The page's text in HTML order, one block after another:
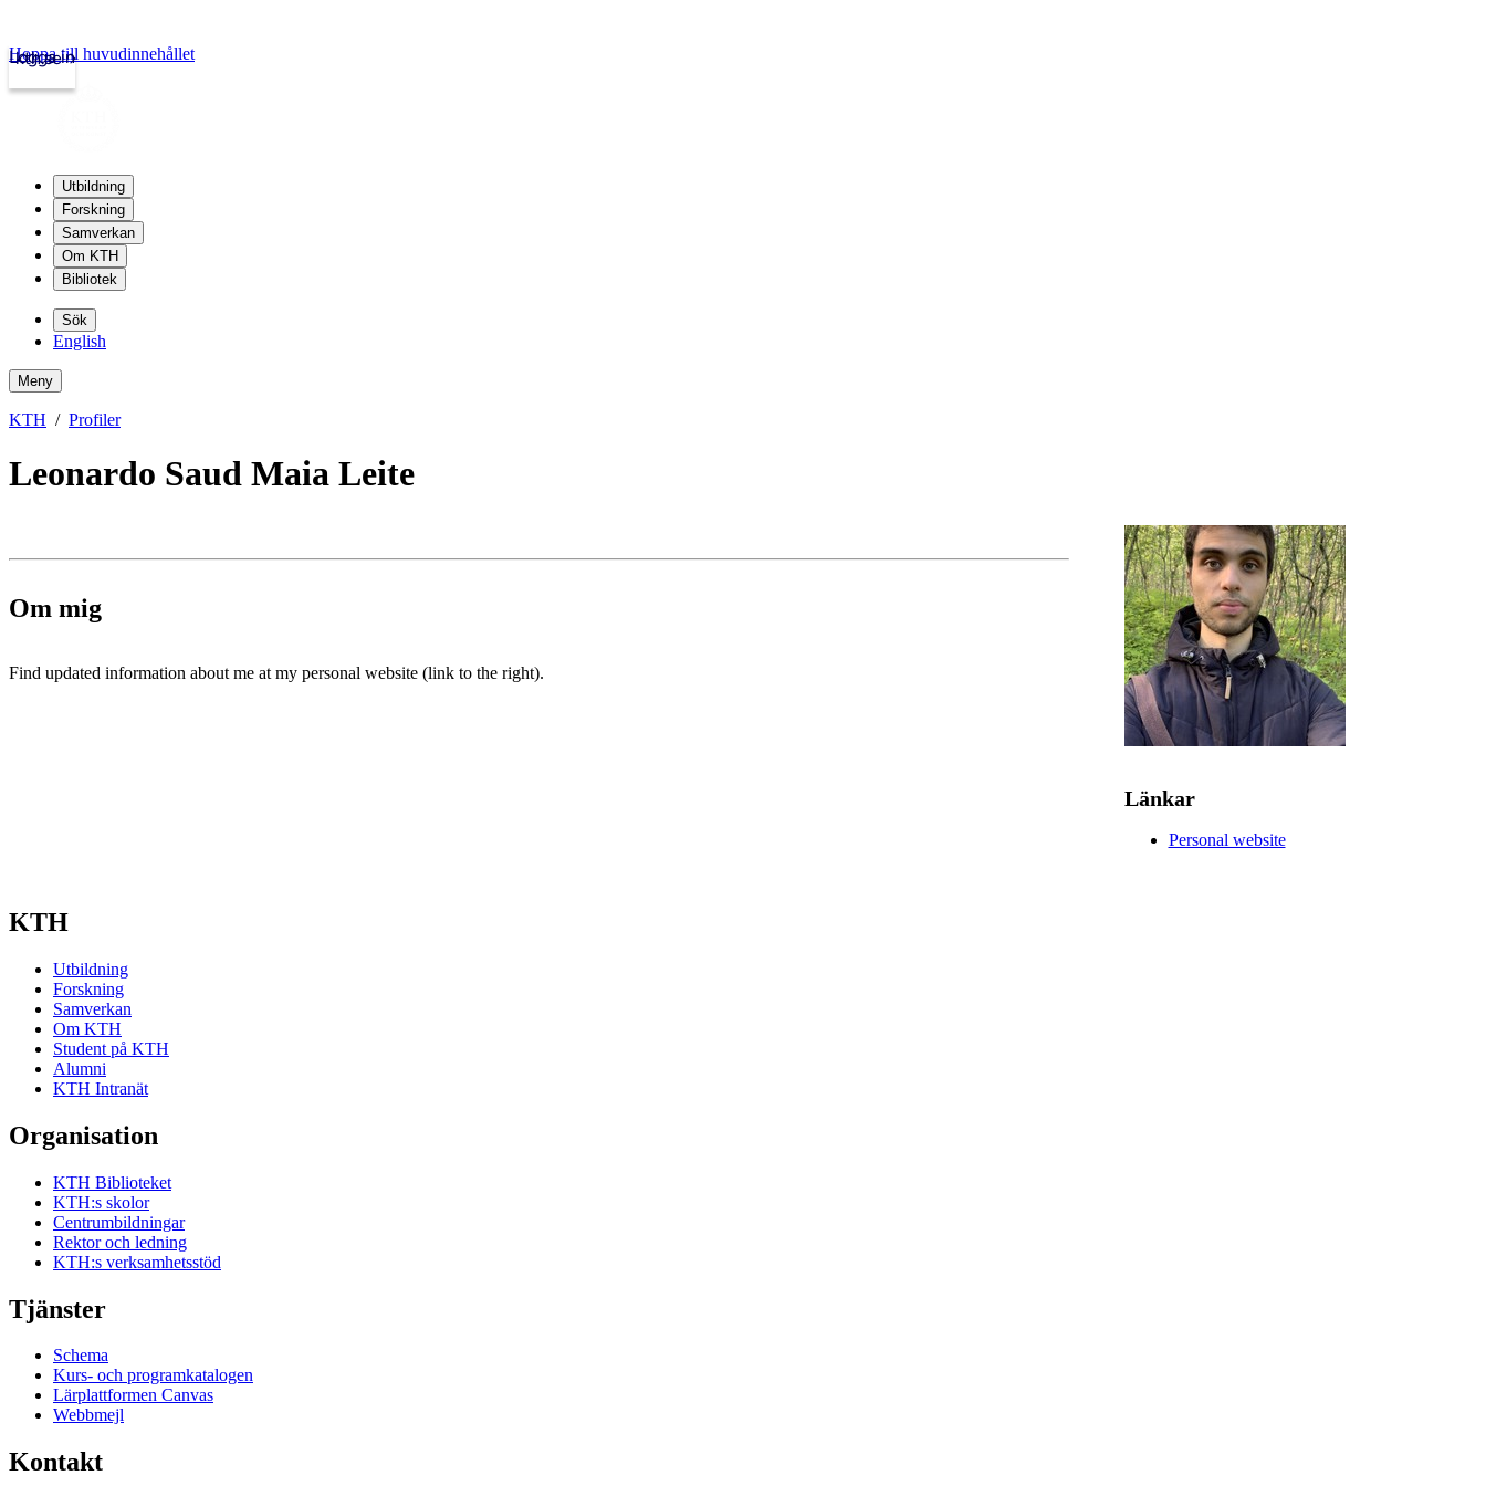
kth.se
Logga in
Hoppa till huvudinnehållet
Utbildning
Forskning
Samverkan
Om KTH
Bibliotek
Sök
English
Meny
KTH Profiler
Leonardo Saud Maia Leite
Om mig
Find updated information about me at my personal website (link to the right).
Länkar
Personal website
KTH
Utbildning
Forskning
Samverkan
Om KTH
Student på KTH
Alumni
KTH Intranät
Organisation
KTH Biblioteket
KTH:s skolor
Centrumbildningar
Rektor och ledning
KTH:s verksamhetsstöd
Tjänster
Schema
Kurs- och programkatalogen
Lärplattformen Canvas
Webbmejl
Kontakt